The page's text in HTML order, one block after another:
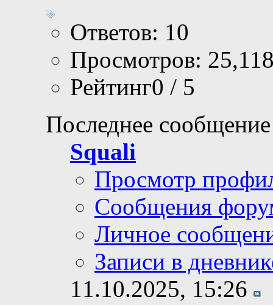
Ответов: 10
Просмотров:
Рейтинг0 / 5
Последнее
Squali
Просмотр
Сообщения
Личное
Записи в
11.10.2025, 15:26